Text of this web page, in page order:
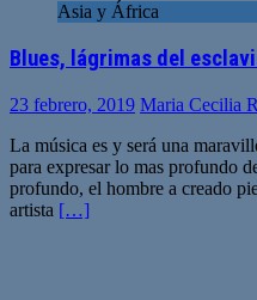
Asia y África
Blues, lágrimas del
23 febrero, 2019 Maria Cecilia
La música es y será una
para expresar lo mas profundo
profundo, el hombre a creado
artista […]